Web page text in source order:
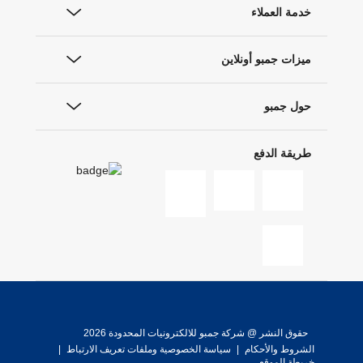
خدمة العملاء
ميزات جمبو أونلاين
حول جمبو
طريقة الدفع
حقوق النشر @ شركة جمبو للالكترونيات المحدودة 2026
الشروط والأحكام
سياسة الخصوصية وملفات تعريف الارتباط